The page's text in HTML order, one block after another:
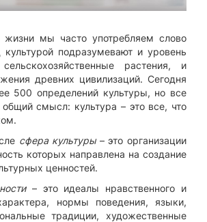
жизни мы часто употребляем слово
культурой подразумевают и уровень
растения, и
древних цивилизаций. Сегодня
500 определений культуры, но все
смысл: культура – это все, что
сфера культуры– это организации
которых направлена на создание
ценностей.
– это идеалы нравственного и
нормы поведения, языки,
традиции, художественные